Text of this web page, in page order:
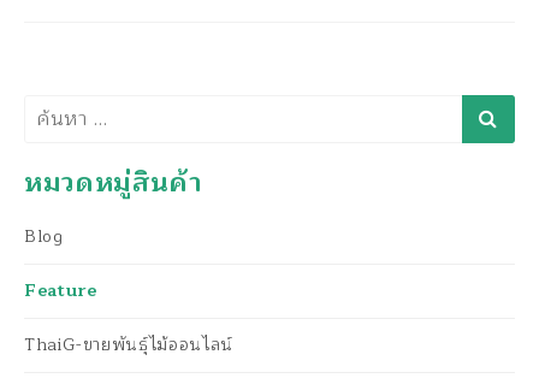
ค้นหา
หมวดหมู่สินค้า
Blog
Feature
ThaiG-ขายพันธุ์ไม้ออนไลน์